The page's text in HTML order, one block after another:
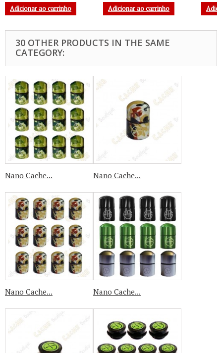
Adicionar ao carrinho
Adicionar ao carrinho
30 OTHER PRODUCTS IN THE SAME
CATEGORY:
Nano Cache... Nano Cache...
Nano Cache... Nano Cache...